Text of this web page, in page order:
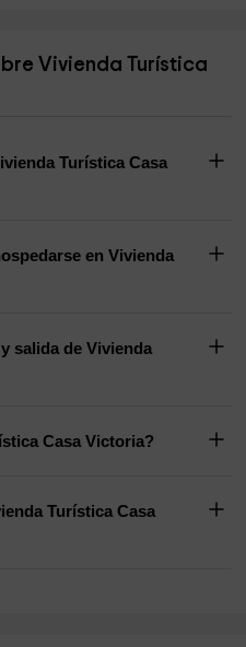
Vivienda Turística
Turística Casa
en Vivienda
de Vivienda
Casa Victoria?
Turística Casa